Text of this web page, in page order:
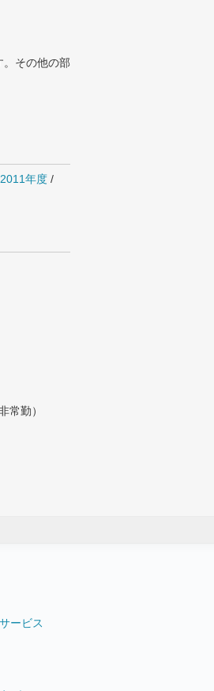
その他の部
2011年度 /
常勤）
ービス